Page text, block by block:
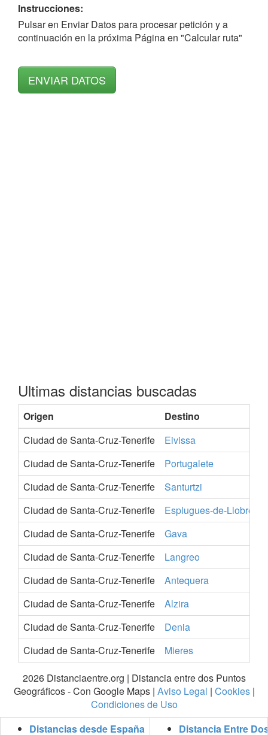
Instrucciones:
Pulsar en Enviar Datos para procesar petición y a
continuación en la próxima Página en "Calcular ruta"
Ultimas distancias buscadas
Origen
Destino
Ciudad de Santa-Cruz-Tenerife
Eivissa
Ciudad de Santa-Cruz-Tenerife
Portugalete
Ciudad de Santa-Cruz-Tenerife
Santurtzi
Ciudad de Santa-Cruz-Tenerife
Esplugues-de-Llobregat
Ciudad de Santa-Cruz-Tenerife
Gava
Ciudad de Santa-Cruz-Tenerife
Langreo
Ciudad de Santa-Cruz-Tenerife
Antequera
Ciudad de Santa-Cruz-Tenerife
Alzira
Ciudad de Santa-Cruz-Tenerife
Denia
Ciudad de Santa-Cruz-Tenerife
Mieres
2026 Distanciaentre.org | Distancia entre dos Puntos
Geográficos - Con Google Maps | Aviso Legal | Cookies|
Condiciones de Uso
Distancias desde España
Distancia Entre